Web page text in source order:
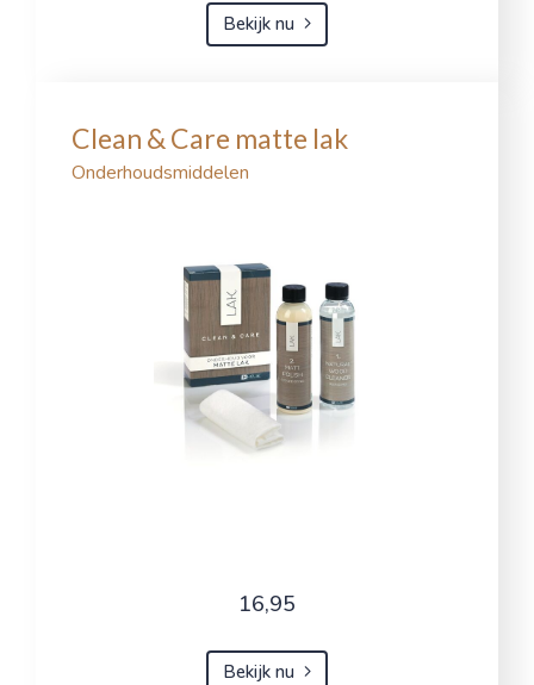
Bekijk nu
Clean & Care matte lak
Onderhoudsmiddelen
16,95
Bekijk nu